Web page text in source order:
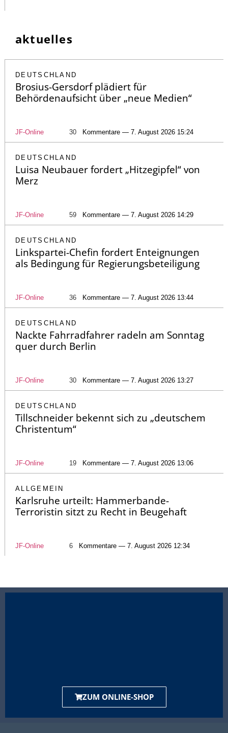
aktuelles
DEUTSCHLAND
Brosius-Gersdorf plädiert für
Behördenaufsicht über „neue Medien“
JF-Online 30 Kommentare — 7. August 2026 15:24
DEUTSCHLAND
Luisa Neubauer fordert „Hitzegipfel“ von
Merz
JF-Online 59 Kommentare — 7. August 2026 14:29
DEUTSCHLAND
Linkspartei-Chefin fordert Enteignungen
als Bedingung für Regierungsbeteiligung
JF-Online 36 Kommentare — 7. August 2026 13:44
DEUTSCHLAND
Nackte Fahrradfahrer radeln am Sonntag
quer durch Berlin
JF-Online 30 Kommentare — 7. August 2026 13:27
DEUTSCHLAND
Tillschneider bekennt sich zu „deutschem
Christentum“
JF-Online 19 Kommentare — 7. August 2026 13:06
ALLGEMEIN
Karlsruhe urteilt: Hammerbande-
Terroristin sitzt zu Recht in Beugehaft
JF-Online 6 Kommentare — 7. August 2026 12:34
ZUM ONLINE-SHOP